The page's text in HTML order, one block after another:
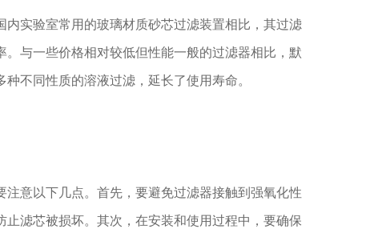
实验室常用的玻璃材质砂芯过滤装置相比，其过滤
与一些价格相对较低但性能一般的过滤器相比，默
不同性质的溶液过滤，延长了使用寿命。
意以下几点。首先，要避免过滤器接触到强氧化性
滤芯被损坏。其次，在安装和使用过程中，要确保